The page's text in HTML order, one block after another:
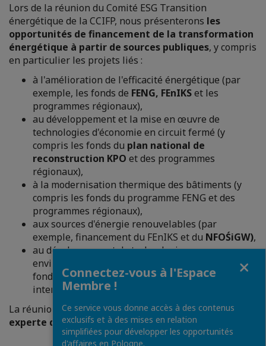
Lors de la réunion du Comité ESG Transition
énergétique de la CCIFP, nous présenterons les
opportunités de financement de la transformation
énergétique à partir de sources publiques, y compris
en particulier les projets liés :
à l'amélioration de l'efficacité énergétique (par
exemple, les fonds de FENG, FEnIKSet les
programmes régionaux),
au développement et la mise en œuvre de
technologies d'économie en circuit fermé (y
compris les fonds du plan national de
reconstruction KPO et des programmes
régionaux),
à la modernisation thermique des bâtiments (y
compris les fonds du programme FENG et des
programmes régionaux),
aux sources d'énergie renouvelables (par
exemple, financement du FEnIKS et du NFOŚiGW),
au développement de technologies
environnementales innovantes (y compris les
fonds du programme FENG et les programmes
internationaux).
La réunion sera présidée parBarbara Brzezińska,
experte de PwC Pologne.
Connectez-vous à l'Espace
Membre !
Ce service vous donne accès à des contenus
exclusifs et à des mises en relation
simplifiées pour développer les opportunités
d'affaires en Pologne.